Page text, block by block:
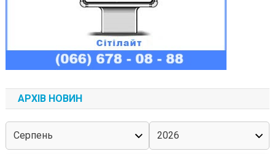
АРХІВ НОВИН